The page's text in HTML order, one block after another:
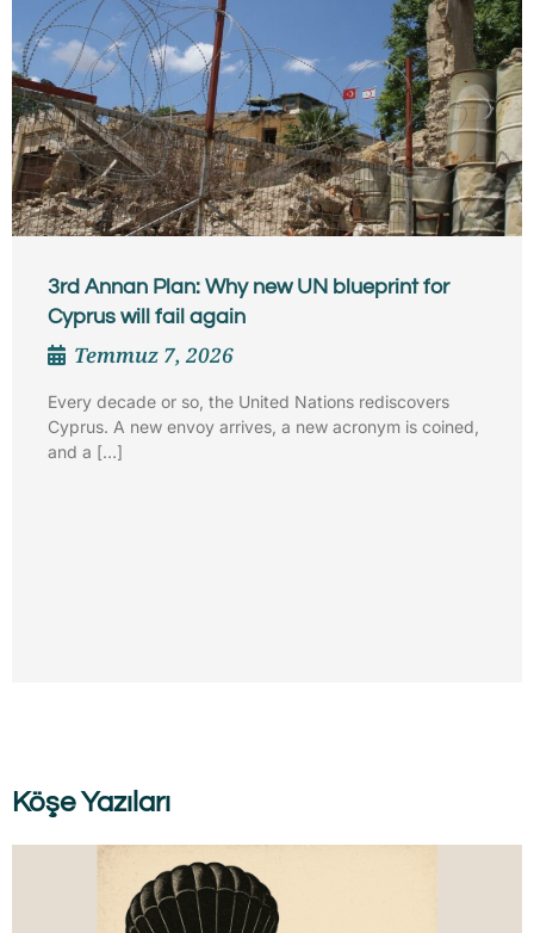
3rd Annan Plan: Why new UN blueprint for
Cyprus will fail again
Temmuz 7, 2026
Every decade or so, the United Nations rediscovers
Cyprus. A new envoy arrives, a new acronym is coined,
and a […]
Köşe Yazıları